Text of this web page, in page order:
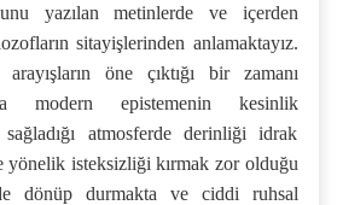
yazılan metinlerde ve içerden
sitayişlerinden anlamaktayız.
öne çıktığı bir zamanı
modern epistemenin kesinlik
sağladığı atmosferde derinliği idrak
yönelik isteksizliği kırmak zor olduğu
dönüp durmakta ve ciddi ruhsal